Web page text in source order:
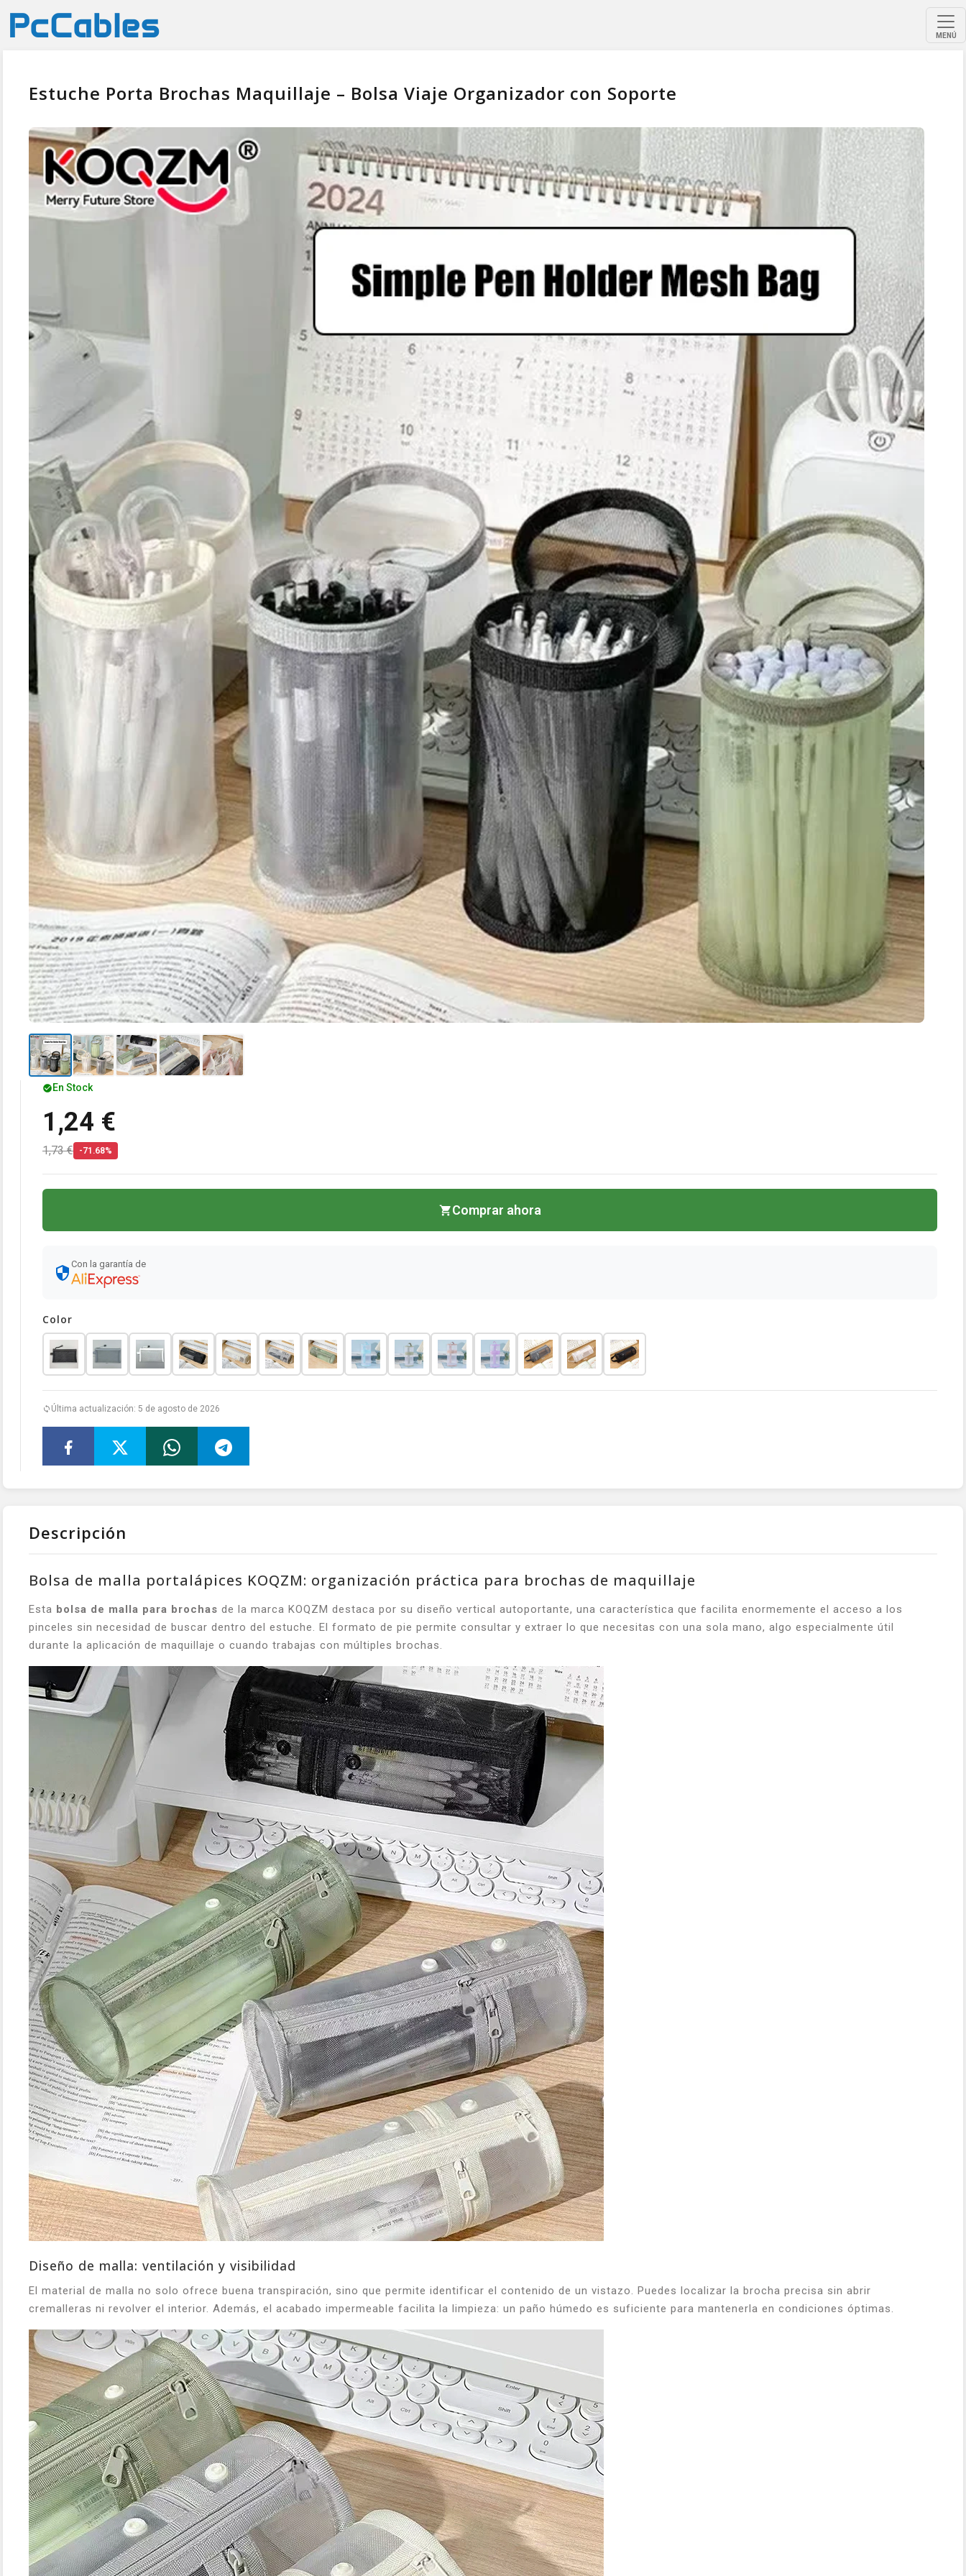
MENÚ
Estuche Porta Brochas Maquillaje – Bolsa Viaje Organizador con Soporte
En Stock
1,24 €
1,73 € -71.68%
Comprar ahora
Con la garantía de
Color
Última actualización: 5 de agosto de 2026
Descripción
Bolsa de malla portalápices KOQZM: organización práctica para brochas de maquillaje
Esta bolsa de malla para brochas de la marca KOQZM destaca por su diseño vertical autoportante, una característica que facilita enormemente el acceso a los
pinceles sin necesidad de buscar dentro del estuche. El formato de pie permite consultar y extraer lo que necesitas con una sola mano, algo especialmente útil
durante la aplicación de maquillaje o cuando trabajas con múltiples brochas.
Diseño de malla: ventilación y visibilidad
El material de malla no solo ofrece buena transpiración, sino que permite identificar el contenido de un vistazo. Puedes localizar la brocha precisa sin abrir
cremalleras ni revolver el interior. Además, el acabado impermeable facilita la limpieza: un paño húmedo es suficiente para mantenerla en condiciones óptimas.